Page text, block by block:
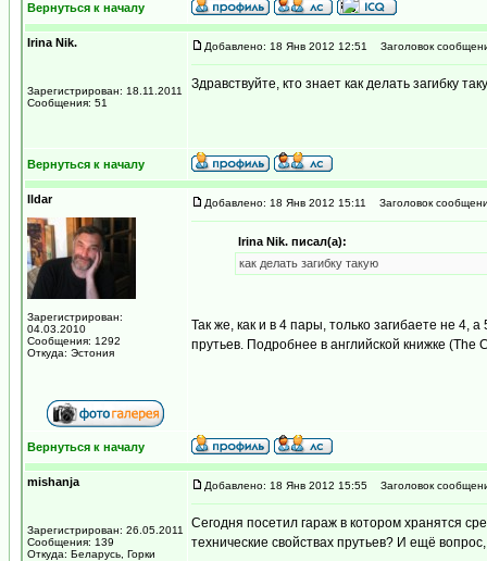
Вернуться к началу
Irina Nik.
Зарегистрирован: 18.11.2011
Сообщения: 51
Добавлено: 18 Янв 2012 12:51 Заголовок
Здравствуйте, кто знает как делать загибку
Вернуться к началу
Ildar
Зарегистрирован:
04.03.2010
Сообщения: 1292
Откуда: Эстония
Добавлено: 18 Янв 2012 15:11 Заголовок
Irina Nik. писал(а):
как делать загибку такую
Так же, как и в 4 пары, только загибаете не 4,
прутьев. Подробнее в английской книжке (The
Вернуться к началу
mishanja
Зарегистрирован: 26.05.2011
Сообщения: 139
Откуда: Беларусь, Горки
Добавлено: 18 Янв 2012 15:55 Заголовок
Сегодня посетил гараж в котором хранятся
технические свойствах прутьев? И ещё